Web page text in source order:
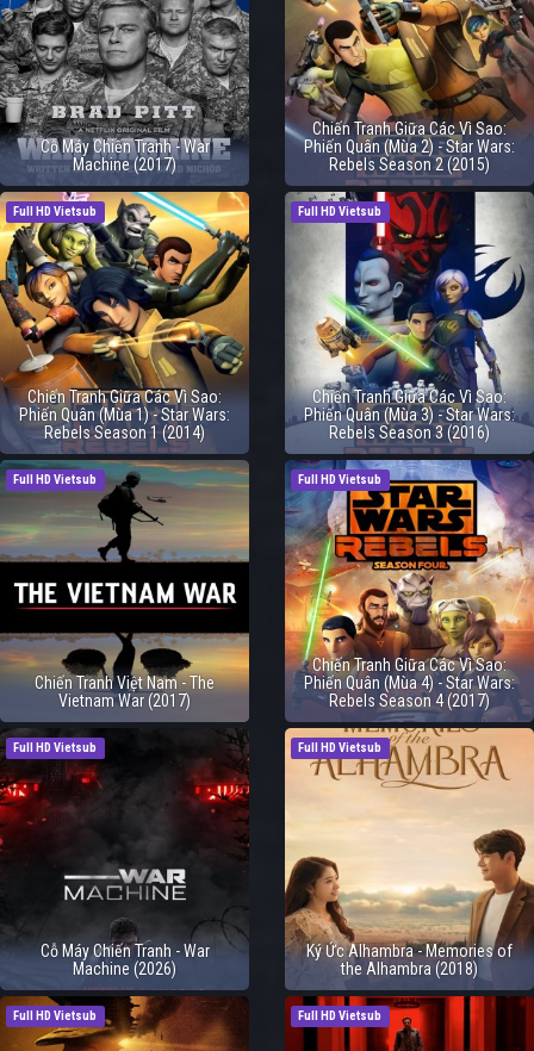
Cỗ Máy Chiến Tranh - War
Machine (2017)
Chiến Tranh Giữa Các Vì Sao:
Phiến Quân (Mùa 2) - Star Wars:
Rebels Season 2 (2015)
Full HD Vietsub
Chiến Tranh Giữa Các Vì Sao:
Phiến Quân (Mùa 1) - Star Wars:
Rebels Season 1 (2014)
Full HD Vietsub
Chiến Tranh Giữa Các Vì Sao:
Phiến Quân (Mùa 3) - Star Wars:
Rebels Season 3 (2016)
Full HD Vietsub
Chiến Tranh Việt Nam - The
Vietnam War (2017)
Full HD Vietsub
Chiến Tranh Giữa Các Vì Sao:
Phiến Quân (Mùa 4) - Star Wars:
Rebels Season 4 (2017)
Full HD Vietsub
Cỗ Máy Chiến Tranh - War
Machine (2026)
Full HD Vietsub
Ký Ức Alhambra - Memories of
the Alhambra (2018)
Full HD Vietsub Full HD Vietsub